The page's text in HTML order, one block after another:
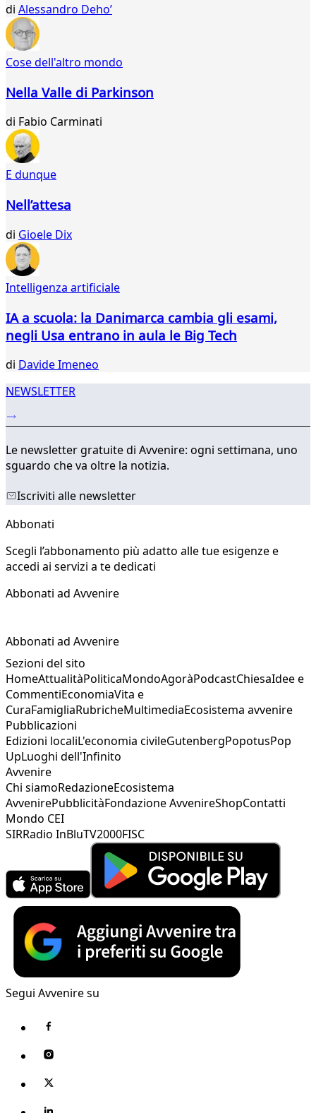
di Alessandro Dehoʼ
Cose dell'altro mondo
Nella Valle di Parkinson
di Fabio Carminati
E dunque
Nell’attesa
di Gioele Dix
Intelligenza artificiale
IA a scuola: la Danimarca cambia gli esami,
negli Usa entrano in aula le Big Tech
di Davide Imeneo
NEWSLETTER
Le newsletter gratuite di Avvenire: ogni settimana, uno
sguardo che va oltre la notizia.
Iscriviti alle newsletter
Abbonati
Scegli l’abbonamento più adatto alle tue esigenze e
accedi ai servizi a te dedicati
Abbonati ad Avvenire
Abbonati ad Avvenire
Sezioni del sito
HomeAttualitàPoliticaMondoAgoràPodcastChiesaIdee e
CommentiEconomiaVita e
CuraFamigliaRubricheMultimediaEcosistema avvenire
Pubblicazioni
Edizioni localiL'economia civileGutenbergPopotusPop
UpLuoghi dell'Infinito
Avvenire
Chi siamoRedazioneEcosistema
AvvenirePubblicitàFondazione AvvenireShopContatti
Mondo CEI
SIRRadio InBluTV2000FISC
Segui Avvenire su